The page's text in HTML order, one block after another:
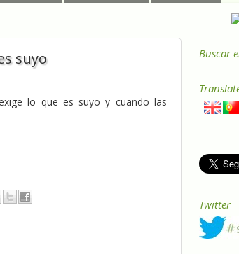
suyo
lo que es suyo y cuando las
Buscar
Twitter